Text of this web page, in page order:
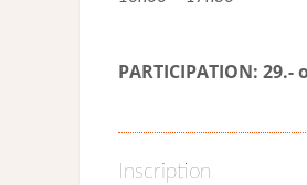
PARTICIPATION:
Inscription